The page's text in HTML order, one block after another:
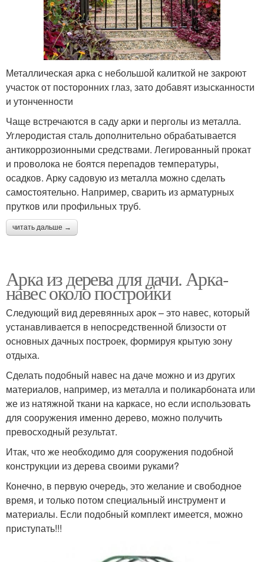
Металлическая арка с небольшой калиткой не закроют
участок от посторонних глаз, зато добавят изысканности
и утонченности
Чаще встречаются в саду арки и перголы из металла.
Углеродистая сталь дополнительно обрабатывается
антикоррозионными средствами. Легированный прокат
и проволока не боятся перепадов температуры,
осадков. Арку садовую из металла можно сделать
самостоятельно. Например, сварить из арматурных
прутков или профильных труб.
читать дальше →
Арка из дерева для дачи. Арка-
навес около постройки
Следующий вид деревянных арок – это навес, который
устанавливается в непосредственной близости от
основных дачных построек, формируя крытую зону
отдыха.
Сделать подобный навес на даче можно и из других
материалов, например, из металла и поликарбоната или
же из натяжной ткани на каркасе, но если использовать
для сооружения именно дерево, можно получить
превосходный результат.
Итак, что же необходимо для сооружения подобной
конструкции из дерева своими руками?
Конечно, в первую очередь, это желание и свободное
время, и только потом специальный инструмент и
материалы. Если подобный комплект имеется, можно
приступать!!!